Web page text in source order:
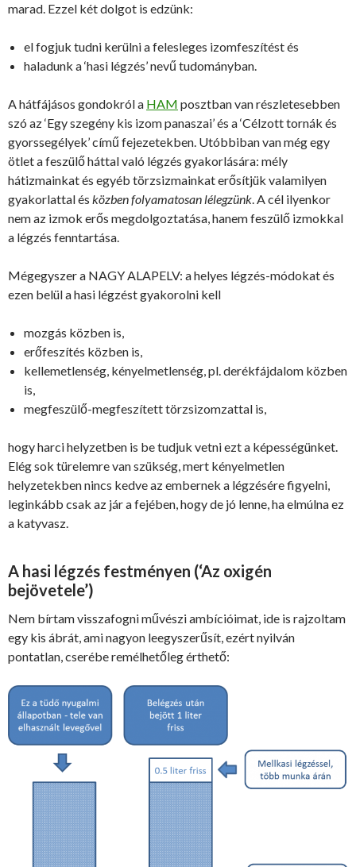
marad. Ezzel két dolgot is edzünk:
el fogjuk tudni kerülni a felesleges izomfeszítést és
haladunk a ‘hasi légzés’ nevű tudományban.
A hátfájásos gondokról a HAM posztban van részletesebben
szó az ‘Egy szegény kis izom panaszai’ és a ‘Célzott tornák és
gyorssegélyek’ című fejezetekben. Utóbbiban van még egy
ötlet a feszülő háttal való légzés gyakorlására: mély
hátizmainkat és egyéb törzsizmainkat erősítjük valamilyen
gyakorlattal és közben folyamatosan lélegzünk. A cél ilyenkor
nem az izmok erős megdolgoztatása, hanem feszülő izmokkal
a légzés fenntartása.
Mégegyszer a NAGY ALAPELV: a helyes légzés-módokat és
ezen belül a hasi légzést gyakorolni kell
mozgás közben is,
erőfeszítés közben is,
kellemetlenség, kényelmetlenség, pl. derékfájdalom közben
is,
megfeszülő-megfeszített törzsizomzattal is,
hogy harci helyzetben is be tudjuk vetni ezt a képességünket.
Elég sok türelemre van szükség, mert kényelmetlen
helyzetekben nincs kedve az embernek a légzésére figyelni,
leginkább csak az jár a fejében, hogy de jó lenne, ha elmúlna ez
a katyvasz.
A hasi légzés festményen (‘Az oxigén
bejövetele’)
Nem bírtam visszafogni művészi ambícióimat, ide is rajzoltam
egy kis ábrát, ami nagyon leegyszerűsít, ezért nyilván
pontatlan, cserébe remélhetőleg érthető: